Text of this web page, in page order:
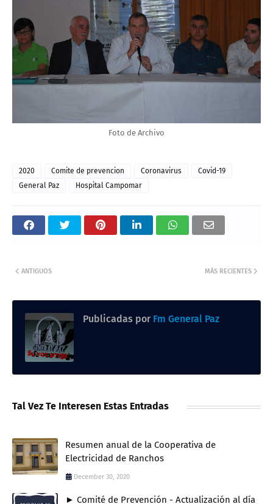
Foto de Archivo
2020 Comite de prevencion Coronavirus
Covid-19
General Paz
Hospital Campomar
MÁS RECIENTES
ANTIGUOS
Publicadas por Fm General Paz
Tal Vez Te Interesen Estas Entradas
Resumen anual de la Cooperativa de
Electricidad de Ranchos
December 30, 2020
► Comité de Prevención - Actualización al día